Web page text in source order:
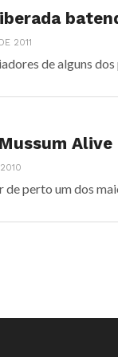
2011
de alguns
Alive
de perto um dos